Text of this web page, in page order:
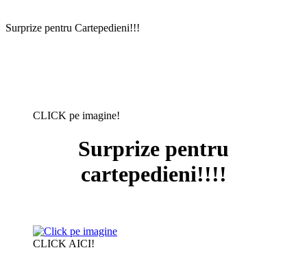
Surprize pentru Cartepedieni!!!
CLICK pe imagine!
Surprize pentru
cartepedieni!!!!
CLICK AICI!